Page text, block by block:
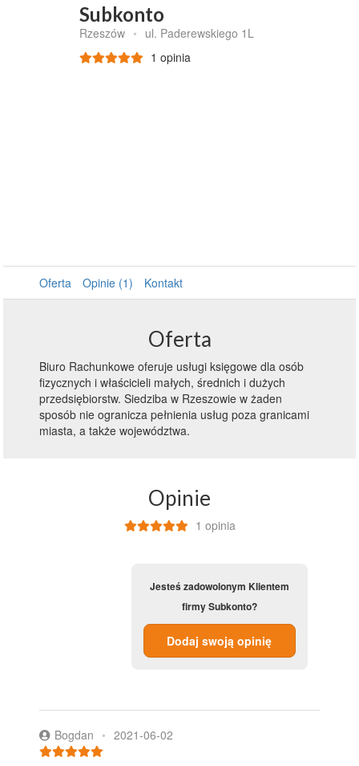
Subkonto
Rzeszów • ul. Paderewskiego 1L
1 opinia
Oferta Opinie (1) Kontakt
Oferta
Biuro Rachunkowe oferuje usługi księgowe dla osób
fizycznych i właścicieli małych, średnich i dużych
przedsiębiorstw. Siedziba w Rzeszowie w żaden
sposób nie ogranicza pełnienia usług poza granicami
miasta, a także województwa.
Opinie
1 opinia
Jesteś zadowolonym Klientem
firmy Subkonto?
Dodaj swoją opinię
Bogdan • 2021-06-02